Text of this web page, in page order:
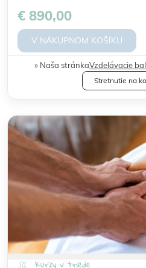
€ 890,00
V NÁKUPNOM KOŠÍKU
Naša stránkaVzdelávacie
Stretnutie na
Kurzy v triede